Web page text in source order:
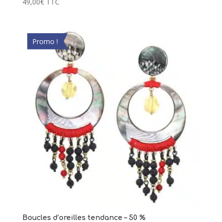
49,00€ TTC
Promo !
Boucles d’oreilles tendance – 50 %